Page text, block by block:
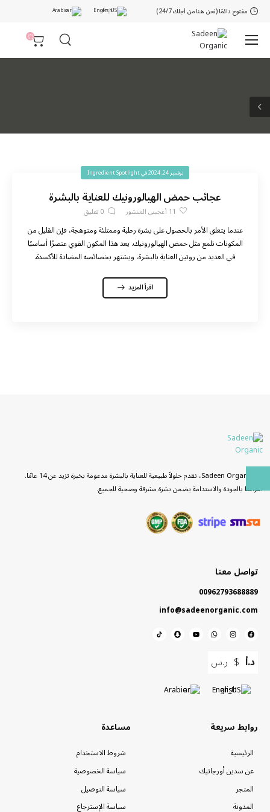
مفتوح دائمًا (نحن هنا من أجلك 24/7) English
Arabic
نوفمبر 24, 2024 فيIngredient Spotlight
عجائب حمض الهيالورونيك للعناية بالبشرة
11 أعجبني المنشور 0تعليق
عندما يتعلق الأمر بالحصول على بشرة رطبة وممتلئة ومتوهجة، فإن القليل من
المكونات تلمع مثل حمض الهيالورونيك. يعد هذا المكون القوي عنصرًا أساسيًا
في العديد من روتين العناية بالبشرة، ويشتهر بخصائصه المضادة للأكسدة.
اقرأ المزيد
في Sadeen Organic، نقدم حلولاً طبيعية للعناية بالبشرة مدعومة بخبرة تزيد عن 14 عامًا.
التزامنا بالجودة والاستدامة يضمن بشرة مشرقة وصحية للجميع.
تواصل معنا
00962793688889
info@sadeenorganic.com
د.أ $ ر.س
English
Arabic
روابط سريعة
الرئيسية
عن سدين أورجانيك
المتجر
المدونة
مساعدة
شروط الاستخدام
سياسة الخصوصية
سياسة التوصيل
سياسة الإسترجاع